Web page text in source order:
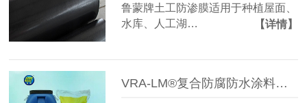
鲁蒙牌土工防渗膜适用于种植屋面、
水库、人工湖…
【详情】
VRA-LM®复合防腐防水涂料是污水处理厂混凝土结构防腐防水好选择